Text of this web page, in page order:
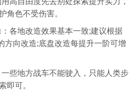
角色不受伤害。
各地改造效果基本一致;建议根据
方向改造;底盘改造每提升一阶可增
些地方战车不能驶入，只能人类步
即可。